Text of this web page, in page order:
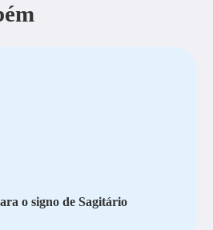
o signo de Sagitário